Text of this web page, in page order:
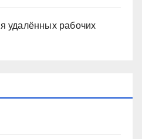
удалённых рабочих